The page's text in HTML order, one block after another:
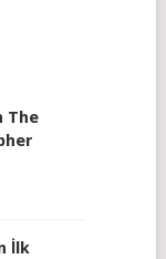
The
İlk